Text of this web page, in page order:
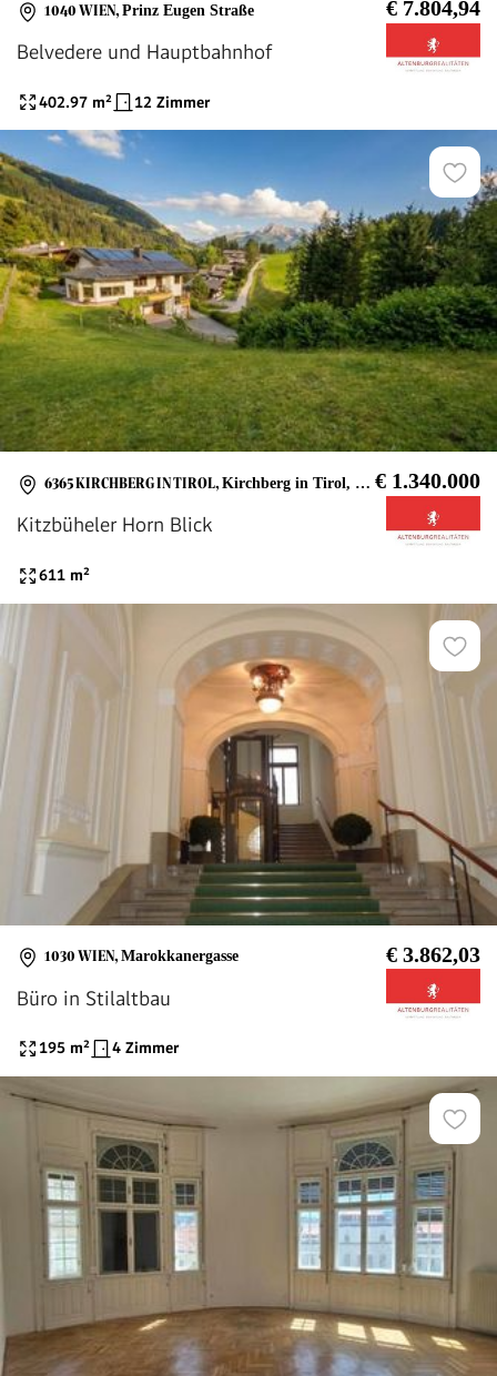
1040 WIEN, Prinz Eugen Straße € 7.804,94
Belvedere und Hauptbahnhof
402.97 m² 12 Zimmer
6365 KIRCHBERG IN TIROL, Kirchberg in Tirol, Bade- und Freizeitanlage € 1.340.000
Kitzbüheler Horn Blick
611 m²
1030 WIEN, Marokkanergasse € 3.862,03
Büro in Stilaltbau
195 m² 4 Zimmer